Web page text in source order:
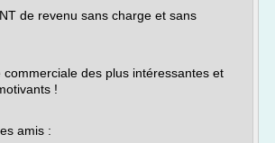
de revenu sans charge et sans
commerciale des plus intéressantes et
!
amis :